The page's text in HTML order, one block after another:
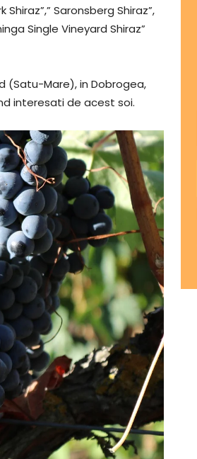
Saronsberg Shiraz”,
Single Vineyard Shiraz”
(Satu-Mare), in Dobrogea,
interesati de acest soi.